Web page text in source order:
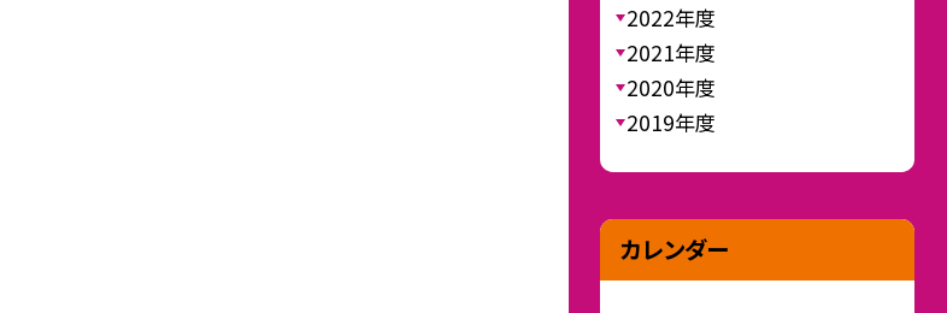
2022年度
2021年度
2020年度
2019年度
カレンダー